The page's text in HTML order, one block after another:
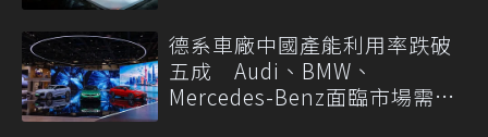
德系車廠中國產能利用率跌破
五成 Audi、BMW、
Mercedes-Benz面臨市場需求